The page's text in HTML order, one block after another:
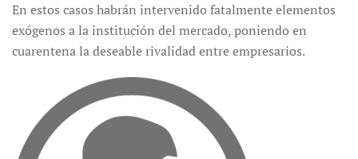
En estos casos habrán intervenido fatalmente elementos
exógenos a la institución del mercado, poniendo en
cuarentena la deseable rivalidad entre empresarios.